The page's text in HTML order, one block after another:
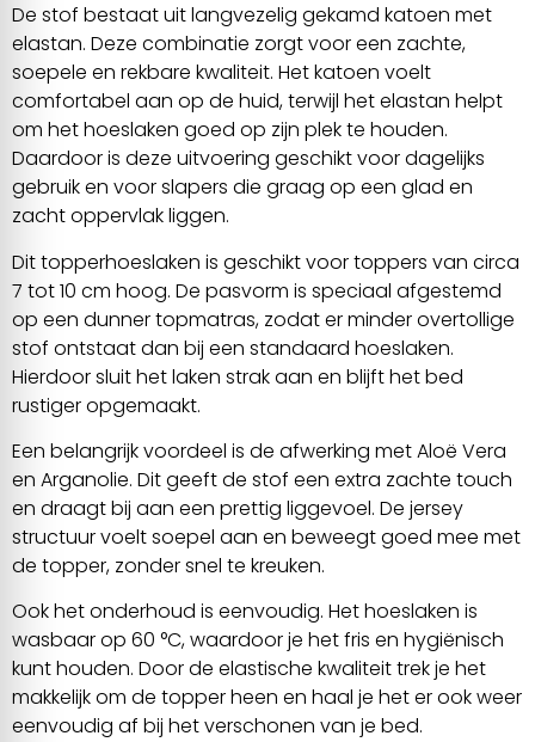
De stof bestaat uit langvezelig gekamd katoen met
elastan. Deze combinatie zorgt voor een zachte,
soepele en rekbare kwaliteit. Het katoen voelt
comfortabel aan op de huid, terwijl het elastan helpt
om het hoeslaken goed op zijn plek te houden.
Daardoor is deze uitvoering geschikt voor dagelijks
gebruik en voor slapers die graag op een glad en
zacht oppervlak liggen.
Dit topperhoeslaken is geschikt voor toppers van circa
7 tot 10 cm hoog. De pasvorm is speciaal afgestemd
op een dunner topmatras, zodat er minder overtollige
stof ontstaat dan bij een standaard hoeslaken.
Hierdoor sluit het laken strak aan en blijft het bed
rustiger opgemaakt.
Een belangrijk voordeel is de afwerking met Aloë Vera
en Arganolie. Dit geeft de stof een extra zachte touch
en draagt bij aan een prettig liggevoel. De jersey
structuur voelt soepel aan en beweegt goed mee met
de topper, zonder snel te kreuken.
Ook het onderhoud is eenvoudig. Het hoeslaken is
wasbaar op 60 °C, waardoor je het fris en hygiënisch
kunt houden. Door de elastische kwaliteit trek je het
makkelijk om de topper heen en haal je het er ook weer
eenvoudig af bij het verschonen van je bed.